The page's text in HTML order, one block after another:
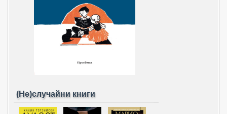
(Не)случайни книги